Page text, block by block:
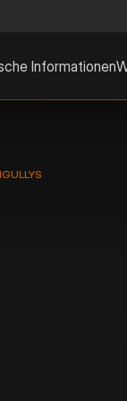
Informationen